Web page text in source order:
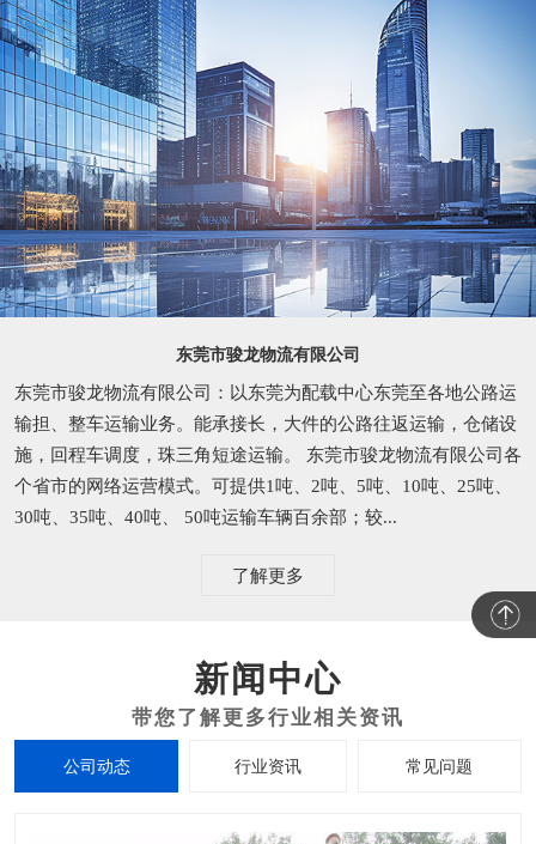
东莞市骏龙物流有限公司
东莞市骏龙物流有限公司：以东莞为配载中心东莞至各地公路运
输担、整车运输业务。能承接长，大件的公路往返运输，仓储设
施，回程车调度，珠三角短途运输。 东莞市骏龙物流有限公司各
个省市的网络运营模式。可提供1吨、2吨、5吨、10吨、25吨、
30吨、35吨、40吨、 50吨运输车辆百余部；较...
了解更多
新闻中心
公司动态 行业资讯 常见问题